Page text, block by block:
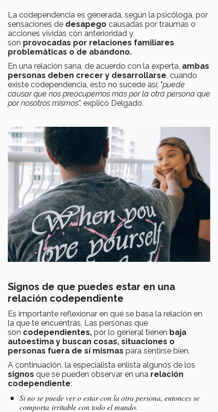
La codependencia es generada, según la psicóloga, por
sensaciones de desapego causadas por traumas o
acciones vividas con anterioridad y
son provocadas por relaciones familiares
problemáticas o de abandono.
En una relación sana, de acuerdo con la experta, ambas
personas deben crecer y desarrollarse, cuando
existe codependencia, esto no sucede así: "puede
causar que nos preocupemos más por la otra persona que
por nosotros mismos", explicó Delgado.
Signos de que puedes estar en una
relación codependiente
Es importante reflexionar en qué se basa la relación en
la que te encuentras. Las personas que
son codependientes, por lo general tienen baja
autoestima y buscan cosas, situaciones o
personas fuera de sí mismas para sentirse bien.
A continuación, la especialista enlista algunos de los
signos que se pueden observar en una relación
codependiente:
Si no se puede ver o estar con la otra persona, entonces se
comporta irritable con todo el mundo.